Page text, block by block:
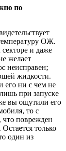
по
ОЖ.
и даже
желает
неисправен;
жидкости.
его ни с чем не
при запуске
вы ощутили его
то с
что поврежден
только
один из